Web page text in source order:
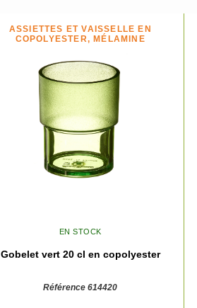
ASSIETTES ET VAISSELLE EN
COPOLYESTER, MÉLAMINE
EN STOCK
Gobelet vert 20 cl en copolyester
Référence 614420